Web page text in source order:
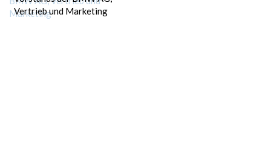
Vertrieb und Marketing